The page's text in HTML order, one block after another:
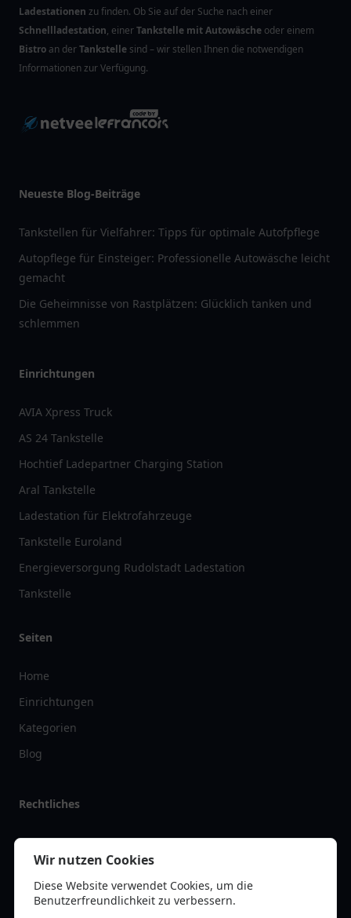
Ladestationen zu finden. Ob Sie auf der Suche nach einer
Schnellladestation, einerTankstelle mit Autowäsche oder einem
Bistro an derTankstelle sind – wir stellen Ihnen die notwendigen
Informationen zur Verfügung.
Neueste Blog-Beiträge
Tankstellen für Vielfahrer: Tipps für optimale Autofpflege
Autopflege für Einsteiger: Professionelle Autowäsche leicht
gemacht
Die Geheimnisse von Rastplätzen: Glücklich tanken und
schlemmen
Einrichtungen
AVIA Xpress Truck
AS 24 Tankstelle
Hochtief Ladepartner Charging Station
Aral Tankstelle
Ladestation für Elektrofahrzeuge
Tankstelle Euroland
Energieversorgung Rudolstadt Ladestation
Tankstelle
Seiten
Home
Einrichtungen
Kategorien
Blog
Rechtliches
Impressum
Datenschutz
Kontakt
Wir nutzen Cookies
Diese Website verwendet Cookies, um die
Benutzerfreundlichkeit zu verbessern.